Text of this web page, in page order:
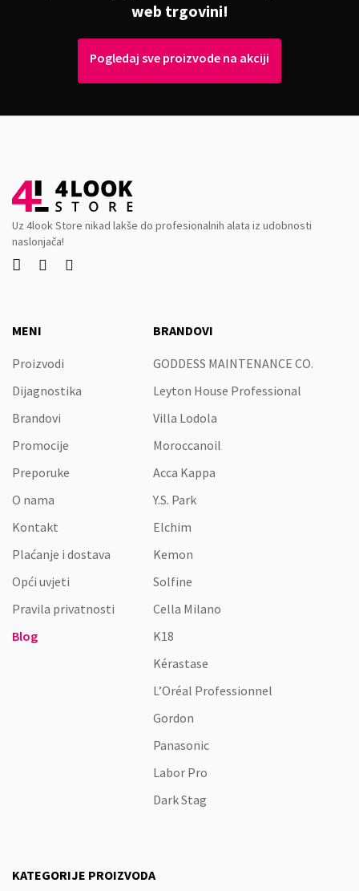
web trgovini!
Pogledaj sve proizvode na akciji
Uz 4look Store nikad lakše do profesionalnih alata iz udobnosti
naslonjača!
  
MENI
Proizvodi
Dijagnostika
Brandovi
Promocije
Preporuke
O nama
Kontakt
Plaćanje i dostava
Opći uvjeti
Pravila privatnosti
Blog
BRANDOVI
GODDESS MAINTENANCE CO.
Leyton House Professional
Villa Lodola
Moroccanoil
Acca Kappa
Y.S. Park
Elchim
Kemon
Solfine
Cella Milano
K18
Kérastase
L’Oréal Professionnel
Gordon
Panasonic
Labor Pro
Dark Stag
KATEGORIJE PROIZVODA